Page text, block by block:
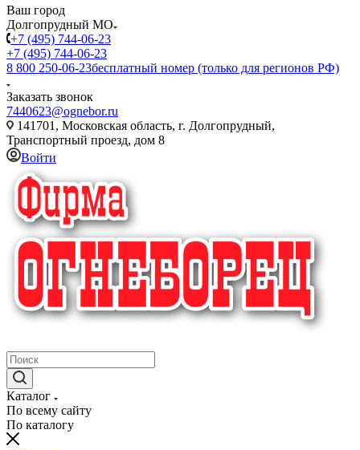
Ваш город
Долгопрудный МО
+7 (495) 744-06-23
+7 (495) 744-06-23
8 800 250-06-23бесплатный номер (только для регионов РФ)
Заказать звонок
7440623@ognebor.ru
141701, Московская область, г. Долгопрудный,
Транспортный проезд, дом 8
Войти
Каталог
По всему сайту
По каталогу